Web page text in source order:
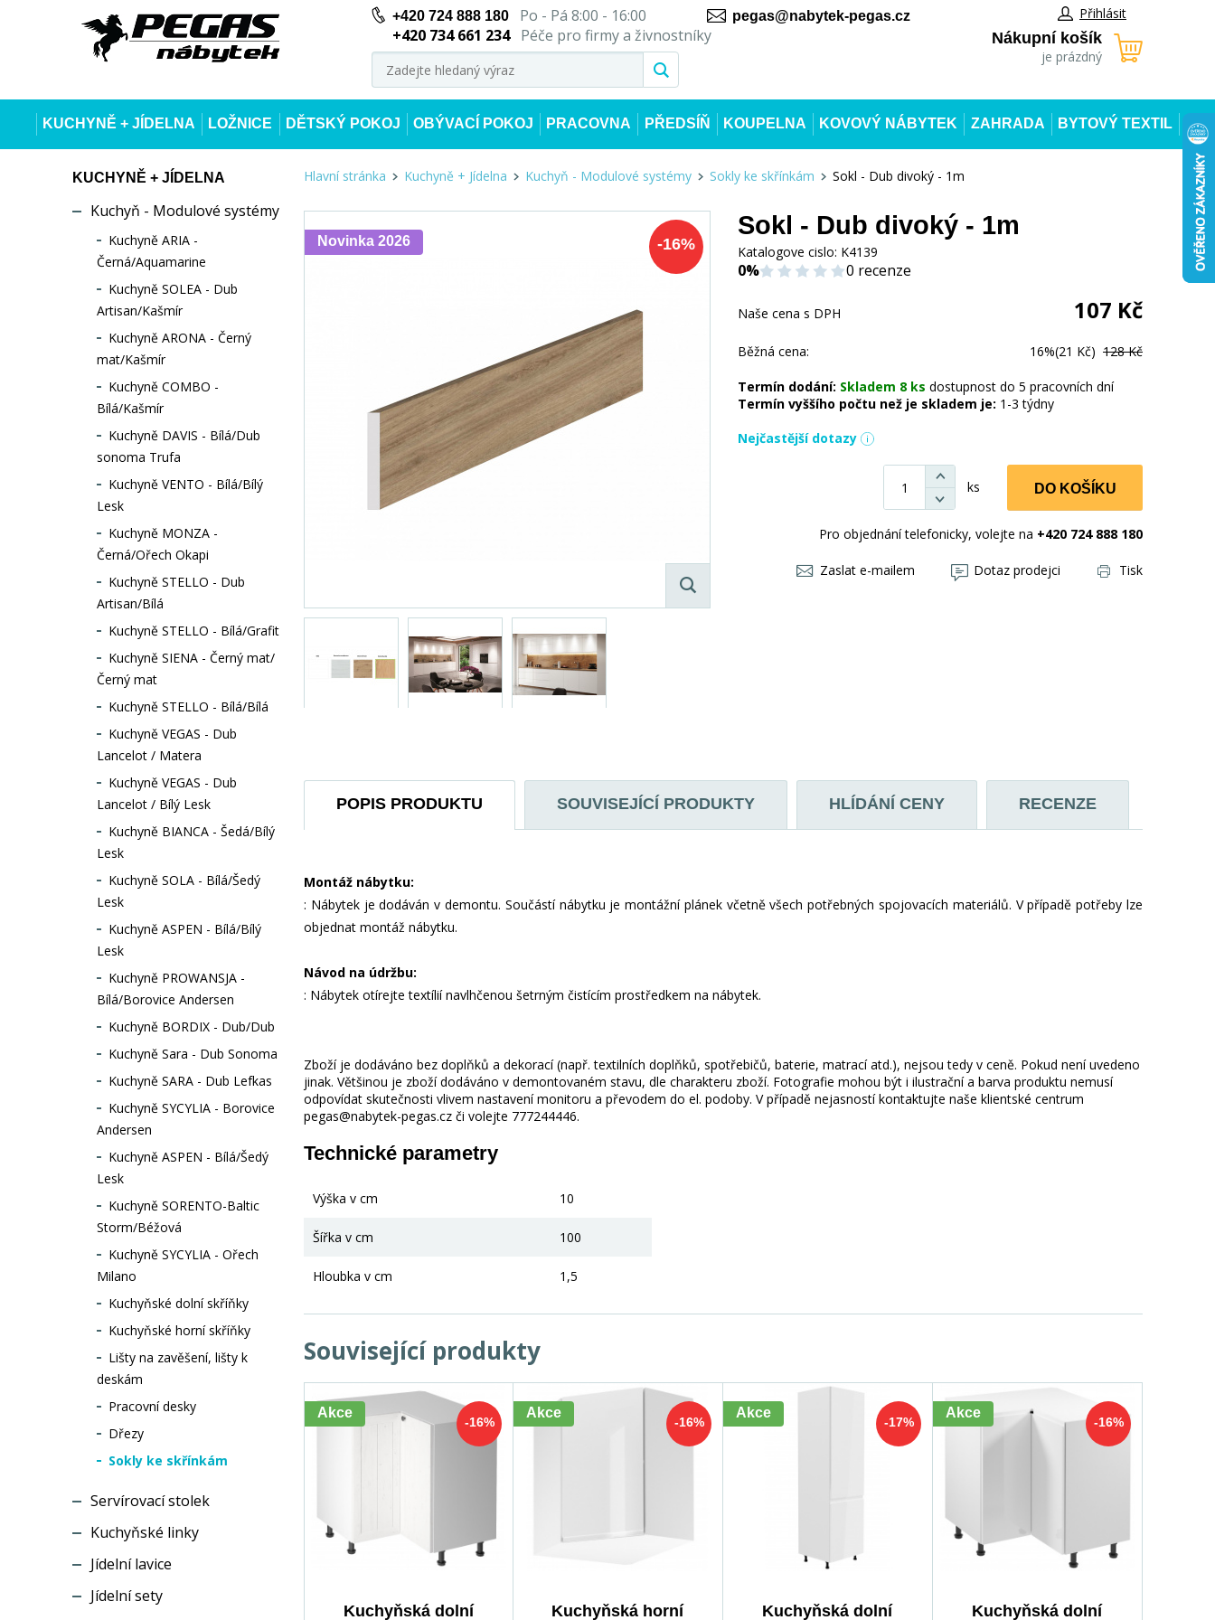
+420 724 888 180Po - Pá 8:00 - 16:00
+420 734 661 234
Péče pro firmy a živnostníky
pegas@nabytek-pegas.cz Přihlásit
Nákupní košík
je prázdný
KUCHYNĚ + JÍDELNA LOŽNICE DĚTSKÝ POKOJ OBÝVACÍ POKOJ PRACOVNA PŘEDSÍŇ KOUPELNA KOVOVÝ NÁBYTEK ZAHRADA BYTOVÝ TEXTIL
KUCHYNĚ + JÍDELNA
Kuchyň - Modulové systémy
Kuchyně ARIA -
Černá/Aquamarine
Kuchyně SOLEA - Dub
Artisan/Kašmír
Kuchyně ARONA - Černý
mat/Kašmír
Kuchyně COMBO -
Bílá/Kašmír
Kuchyně DAVIS - Bílá/Dub
sonoma Trufa
Kuchyně VENTO - Bílá/Bílý
Lesk
Kuchyně MONZA -
Černá/Ořech Okapi
Kuchyně STELLO - Dub
Artisan/Bílá
Kuchyně STELLO - Bílá/Grafit
Kuchyně SIENA - Černý mat/
Černý mat
Kuchyně STELLO - Bílá/Bílá
Kuchyně VEGAS - Dub
Lancelot / Matera
Kuchyně VEGAS - Dub
Lancelot / Bílý Lesk
Kuchyně BIANCA - Šedá/Bílý
Lesk
Kuchyně SOLA - Bílá/Šedý
Lesk
Kuchyně ASPEN - Bílá/Bílý
Lesk
Kuchyně PROWANSJA -
Bílá/Borovice Andersen
Kuchyně BORDIX - Dub/Dub
Kuchyně Sara - Dub Sonoma
Kuchyně SARA - Dub Lefkas
Kuchyně SYCYLIA - Borovice
Andersen
Kuchyně ASPEN - Bílá/Šedý
Lesk
Kuchyně SORENTO-Baltic
Storm/Béžová
Kuchyně SYCYLIA - Ořech
Milano
Kuchyňské dolní skříňky
Kuchyňské horní skříňky
Lišty na zavěšení, lišty k
deskám
Pracovní desky
Dřezy
Sokly ke skřínkám
Servírovací stolek
Kuchyňské linky
Jídelní lavice
Jídelní sety
Hlavní stránka Kuchyně + Jídelna Kuchyň - Modulové systémy Sokly ke skřínkám Sokl - Dub divoký - 1m
-16%
Novinka 2026
Sokl - Dub divoký - 1m
Katalogove cislo: K4139
0% 0 recenze
Naše cena s DPH 107 Kč
Běžná cena: 16%(21 Kč) 128 Kč
Termín dodání: Skladem 8 ks dostupnost do 5 pracovních dní
Termín vyššího počtu než je skladem je: 1-3 týdny
Nejčastější dotazy
ks DO KOŠÍKU
Pro objednání telefonicky, volejte na +420 724 888 180
Zaslat e-mailem Dotaz prodejci Tisk
POPIS PRODUKTU SOUVISEJÍCÍ PRODUKTY HLÍDÁNÍ CENY RECENZE
Montáž nábytku:
: Nábytek je dodáván v demontu. Součástí nábytku je montážní plánek včetně všech potřebných spojovacích materiálů. V případě potřeby lze
objednat montáž nábytku.
Návod na údržbu:
: Nábytek otírejte textílií navlhčenou šetrným čistícím prostředkem na nábytek.
Zboží je dodáváno bez doplňků a dekorací (např. textilních doplňků, spotřebičů, baterie, matrací atd.), nejsou tedy v ceně. Pokud není uvedeno
jinak. Většinou je zboží dodáváno v demontovaném stavu, dle charakteru zboží. Fotografie mohou být i ilustrační a barva produktu nemusí
odpovídat skutečnosti vlivem nastavení monitoru a převodem do el. podoby. V případě nejasností kontaktujte naše klientské centrum
pegas@nabytek-pegas.cz či volejte 777244446.
Technické parametry
Výška v cm 10
Šířka v cm 100
Hloubka v cm 1,5
Související produkty
-16%
Akce
Kuchyňská dolní
-16%
Akce
Kuchyňská horní
-17%
Akce
Kuchyňská dolní
-16%
Akce
Kuchyňská dolní